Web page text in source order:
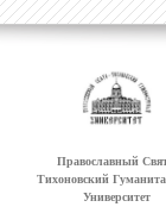
Православный
Тихоновский
Университет